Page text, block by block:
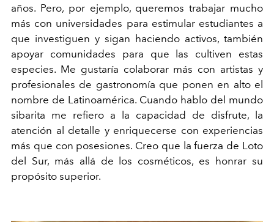
años. Pero, por ejemplo, queremos trabajar mucho
más con universidades para estimular estudiantes a
que investiguen y sigan haciendo activos, también
apoyar comunidades para que las cultiven estas
especies. Me gustaría colaborar más con artistas y
profesionales de gastronomía que ponen en alto el
nombre de Latinoamérica. Cuando hablo del mundo
sibarita me refiero a la capacidad de disfrute, la
atención al detalle y enriquecerse con experiencias
más que con posesiones. Creo que la fuerza de Loto
del Sur, más allá de los cosméticos, es honrar su
propósito superior.